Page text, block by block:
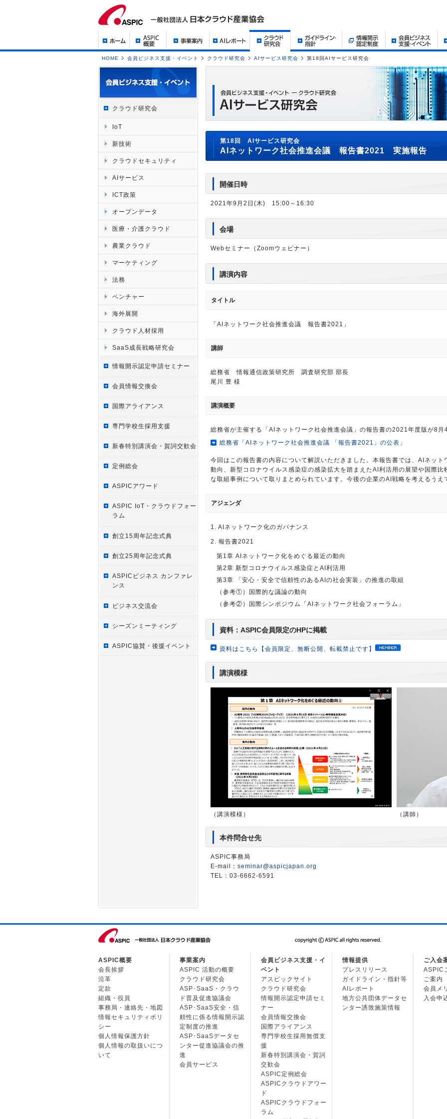
HOME 会員ビジネス支援・イベント クラウド研究会 AIサービス研究会 第18回AIサービス研究会
クラウド研究会
IoT
新技術
クラウドセキュリティ
AIサービス
ICT政策
オープンデータ
医療・介護クラウド
農業クラウド
マーケティング
法務
ベンチャー
海外展開
クラウド人材採用
SaaS成長戦略研究会
情報開示認定申請セミナー
会員情報交換会
国際アライアンス
専門学校生採用支援
新春特別講演会・賀詞交歓会
定例総会
ASPICアワード
ASPIC IoT・クラウドフォー
ラム
創立15周年記念式典
創立25周年記念式典
ASPICビジネス カンファレ
ンス
ビジネス交流会
シーズンミーティング
ASPIC協賛・後援イベント
第18回 AIサービス研究会
AIネットワーク社会推進会議 報告書2021 実施報告
開催日時
2021年9月2日(木) 15:00～16:30
会場
Webセミナー（Zoomウェビナー）
講演内容
タイトル
「AIネットワーク社会推進会議 報告書2021」
講師
総務省 情報通信政策研究所 調査研究部 部長
尾川 豊 様
講演概要
総務省が主催する「AIネットワーク社会推進会議」の報告書の2021年度版が8月
総務省「AIネットワーク社会推進会議 「報告書2021」の公表」
今回はこの報告書の内容について解説いただきました。本報告書では、AIネッ
動向、新型コロナウイルス感染症の感染拡大を踏まえたAI利活用の展望や国際
な取組事例について取りまとめられています。今後の企業のAI戦略を考えるうえ
アジェンダ
1. AIネットワーク化のガバナンス
2. 報告書2021
第1章 AIネットワーク化をめぐる最近の動向
第2章 新型コロナウイルス感染症とAI利活用
第3章 「安心・安全で信頼性のあるAIの社会実装」の推進の取組
（参考①）国際的な議論の動向
（参考②）国際シンポジウム「AIネットワーク社会フォーラム」
資料：ASPIC会員限定のHPに掲載
資料はこちら【会員限定、無断公開、転載禁止です】
講演模様
（講演模様） （講師）
本件問合せ先
ASPIC事務局
E-mail： seminar@aspicjapan.org
TEL：03-6662-6591
ASPIC概要
会長挨拶
沿革
定款
組織・役員
事務局・連絡先・地図
情報セキュリティポリ
シー
個人情報保護方針
個人情報の取扱いにつ
いて
事業案内
ASPIC 活動の概要
クラウド研究会
ASP･SaaS・クラウ
ド普及促進協議会
ASP･SaaS安全・信
頼性に係る情報開示認
定制度の推進
ASP･SaaSデータセ
ンター促進協議会の推
進
会員サービス
会員ビジネス支援・イ
ベント
アスピックサイト
クラウド研究会
情報開示認定申請セミ
ナー
会員情報交換会
国際アライアンス
専門学校生採用無償支
援
新春特別講演会・賀詞
交歓会
ASPIC定例総会
ASPICクラウドアワー
ド
ASPICクラウドフォー
ラム
情報提供
プレスリリース
ガイドライン・指針等
AIレポート
地方公共団体データセ
ンター誘致施策情報
ご入会
ASPIC
ご案内
会員メ
入会申